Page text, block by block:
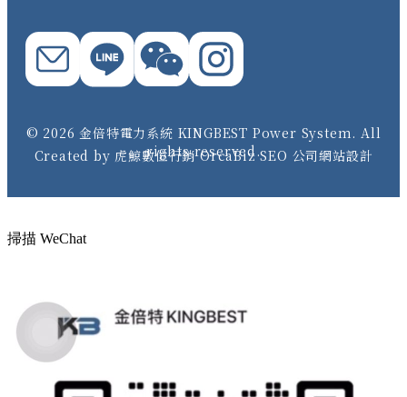
© 2026 金倍特電力系統 KINGBEST Power System. All
rights reserved.
Created by 虎鯨數位行銷 OrcaBiz SEO 公司網站設計
掃描 WeChat